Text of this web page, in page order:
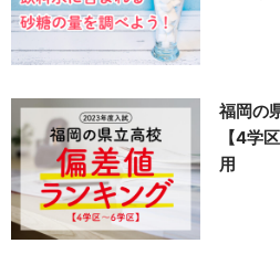
福岡の
【4学
用